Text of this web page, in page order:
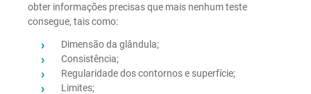
obter informações precisas que mais nenhum teste
consegue, tais como:
Dimensão da glândula;
Consistência;
Regularidade dos contornos e superfície;
Limites;